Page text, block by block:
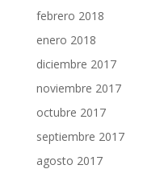
febrero 2018
enero 2018
diciembre 2017
noviembre 2017
octubre 2017
septiembre 2017
agosto 2017